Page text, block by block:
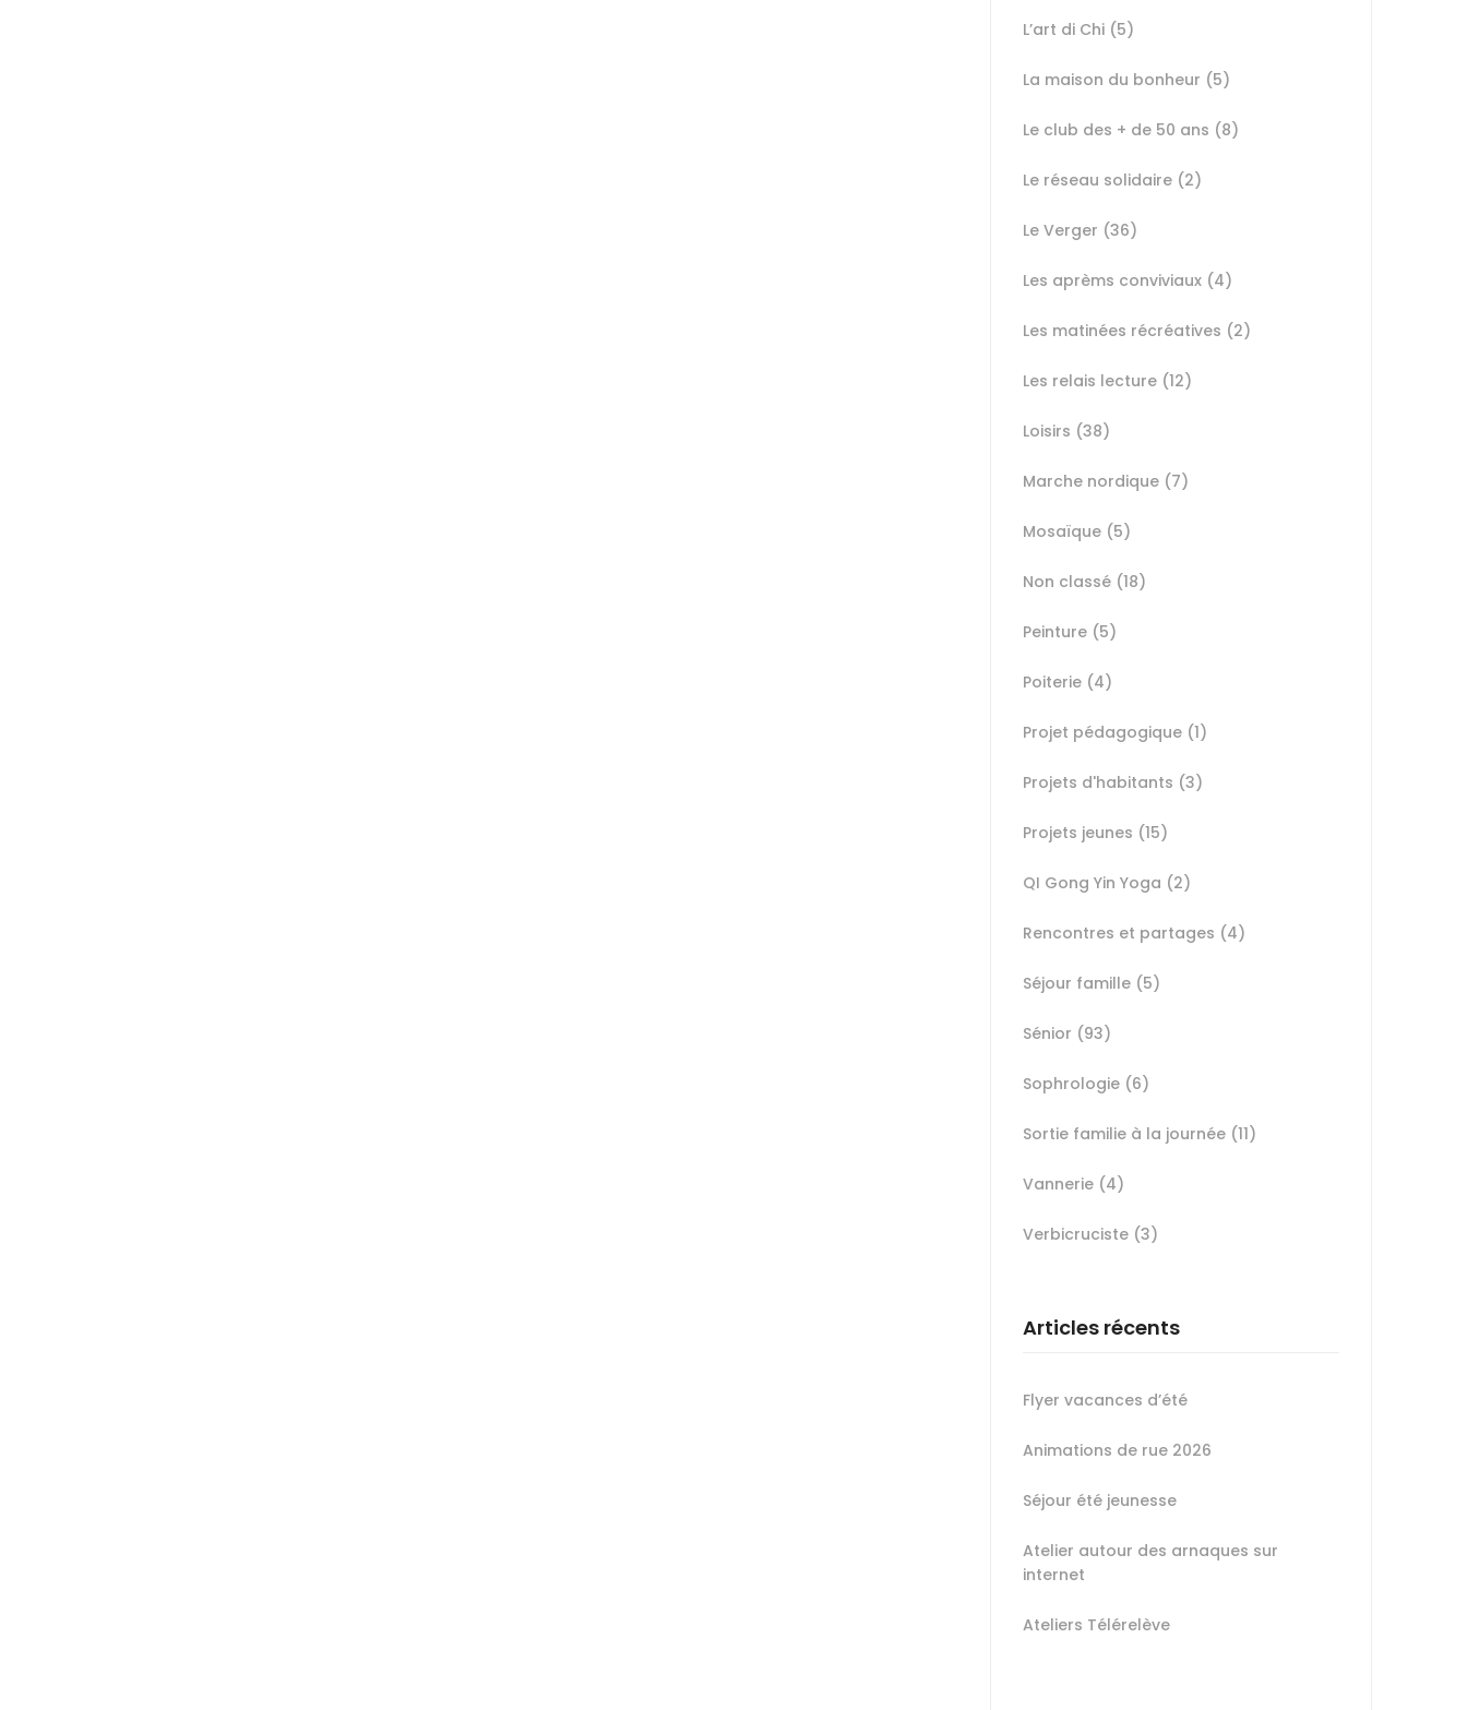
L’art di Chi (5)
La maison du bonheur (5)
Le club des + de 50 ans (8)
Le réseau solidaire (2)
Le Verger (36)
Les aprèms conviviaux (4)
Les matinées récréatives (2)
Les relais lecture (12)
Loisirs (38)
Marche nordique (7)
Mosaïque (5)
Non classé (18)
Peinture (5)
Poiterie (4)
Projet pédagogique (1)
Projets d'habitants (3)
Projets jeunes (15)
QI Gong Yin Yoga (2)
Rencontres et partages (4)
Séjour famille (5)
Sénior (93)
Sophrologie (6)
Sortie familie à la journée (11)
Vannerie (4)
Verbicruciste (3)
Articles récents
Flyer vacances d’été
Animations de rue 2026
Séjour été jeunesse
Atelier autour des arnaques sur
internet
Ateliers Télérelève